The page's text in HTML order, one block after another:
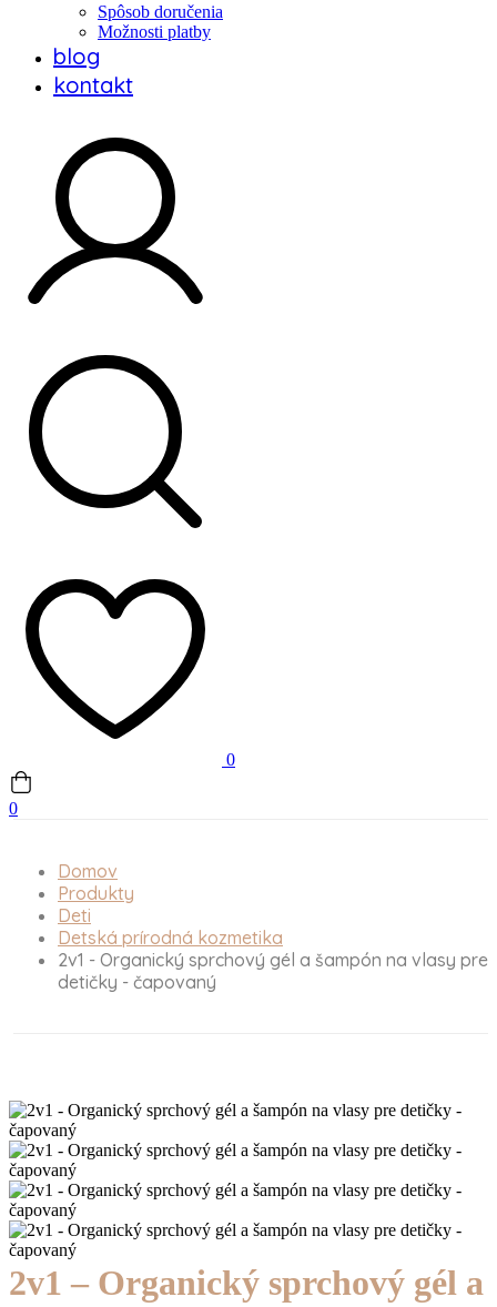
Spôsob doručenia
Možnosti platby
blog
kontakt
0
0
Domov
Produkty
Deti
Detská prírodná kozmetika
2v1 - Organický sprchový gél a šampón na vlasy pre
detičky - čapovaný
2v1 – Organický sprchový gél a